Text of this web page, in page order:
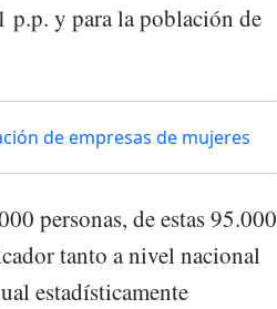
p.p. y para la población de
de empresas de mujeres
personas, de estas 95.000
tanto a nivel nacional
estadísticamente